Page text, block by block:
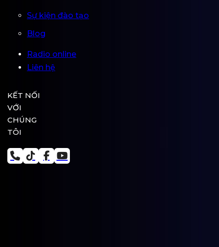
Sự kiện đào tạo
Blog
Radio online
Liên hệ
KẾT NỐI
VỚI
CHÚNG
TÔI